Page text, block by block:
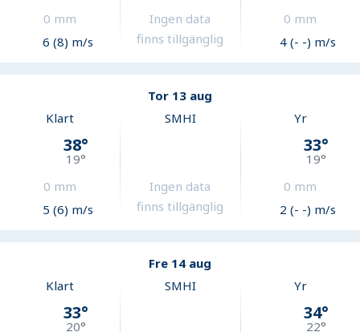
0 mm
6 (8) m/s
Ingen data
finns tillgänglig
0 mm
4 (- -) m/s
Tor 13 aug
Klart
38°
19°
0 mm
5 (6) m/s
SMHI
Ingen data
finns tillgänglig
Yr
33°
19°
0 mm
2 (- -) m/s
Fre 14 aug
Klart
33°
20°
SMHI Yr
34°
22°